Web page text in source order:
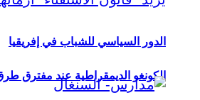
الكونغو الديمقراطية عند مفترق
الدور السياسي للشباب في إفريقيا